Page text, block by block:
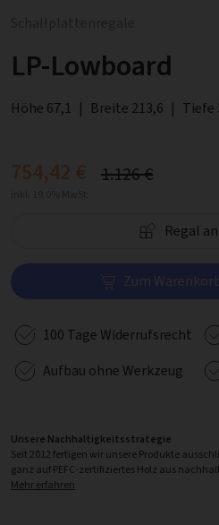
LP-Lowboard
Höhe 67,1 | Breite 213,6 | Tiefe
754,42 € 1.126 €
Regal
Zum
100 Tage Widerrufsrecht
Aufbau ohne Werkzeug
Unsere Nachhaltigkeitsstrategie
Seit 2012 fertigen wir unsere Produkte
ganz auf PEFC-zertifiziertes Holz aus
Mehr erfahren